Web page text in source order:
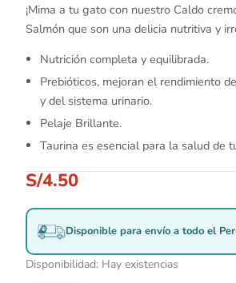
¡Mima a tu gato con nuestro Caldo
Salmón que son una delicia nutritiva y
Nutrición completa y equilibrada.
Prebióticos, mejoran el rendimiento
y del sistema urinario.
Pelaje Brillante.
Taurina es esencial para la salud de
S/4.50
Disponible para envío a todo el
Disponibilidad: Hay existencias